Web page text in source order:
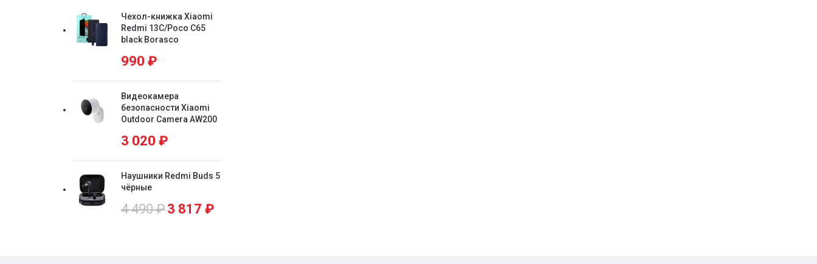
Чехол-книжка Xiaomi
Redmi 13C/Poco C65
black Borasco
990 ₽
Видеокамера
безопасности Xiaomi
Outdoor Camera AW200
3 020 ₽
Наушники Redmi Buds 5
чёрные
4 490₽3 817 ₽